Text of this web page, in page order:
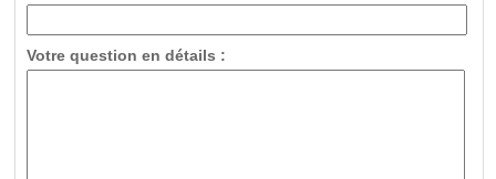
Votre question en détails :